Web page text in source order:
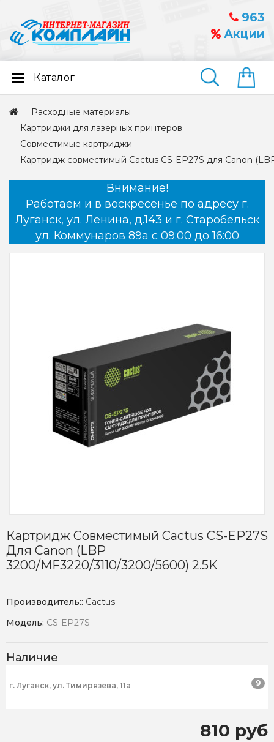
963
Акции
Найти
Каталог
Расходные материалы
Картриджи для лазерных принтеров
Совместимые картриджи
Картридж совместимый Cactus CS-EP27S для Canon
Внимание!
Работаем и в воскресенье по адресу г.
Луганск, ул. Ленина, д.143 и г. Старобельск
ул. Коммунаров 89а с 09:00 до 16:00
Картридж Совместимый Cactus CS-EP27S
Для Canon (LBP
3200/MF3220/3110/3200/5600) 2.5K
Производитель:: Cactus
Модель: CS-EP27S
Наличие
г. Луганск, ул. Тимирязева, 11а 9
810 руб